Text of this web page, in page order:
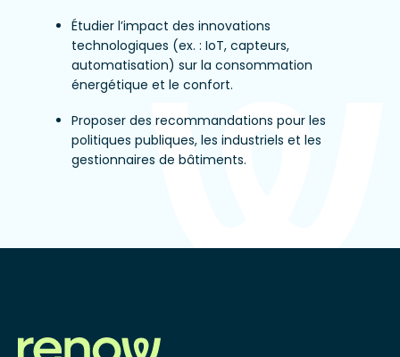
Étudier l’impact des innovations
technologiques (ex. : IoT, capteurs,
automatisation) sur la consommation
énergétique et le confort.
Proposer des recommandations pour les
politiques publiques, les industriels et les
gestionnaires de bâtiments.